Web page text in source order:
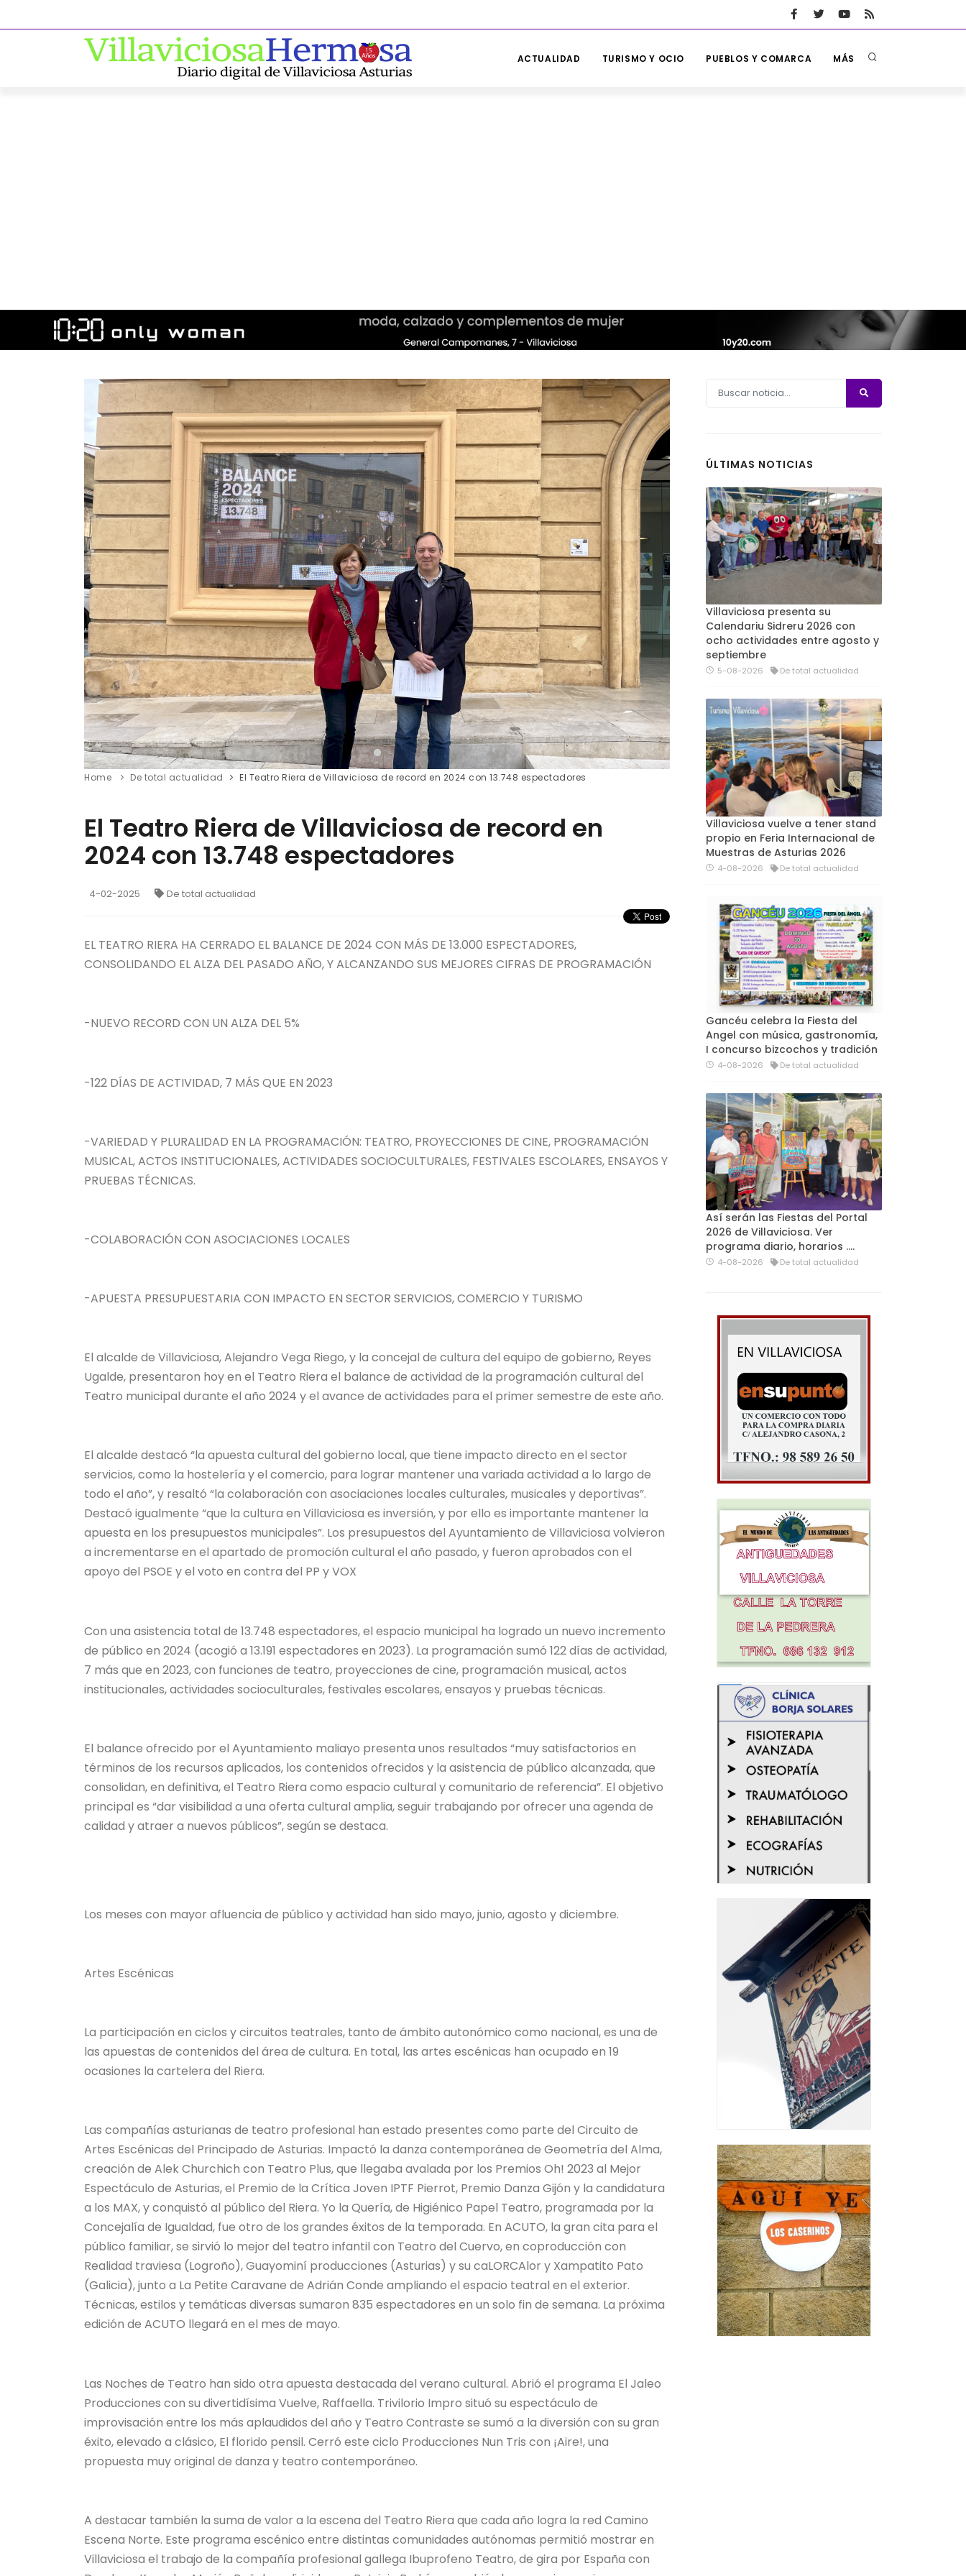
ACTUALIDAD TURISMO Y OCIO PUEBLOS Y COMARCA MÁS
Home De total actualidad El Teatro Riera de Villaviciosa de record en 2024 con 13.748 espectadores
El Teatro Riera de Villaviciosa de record en
2024 con 13.748 espectadores
4-02-2025 De total actualidad
EL TEATRO RIERA HA CERRADO EL BALANCE DE 2024 CON MÁS DE 13.000 ESPECTADORES,
CONSOLIDANDO EL ALZA DEL PASADO AÑO, Y ALCANZANDO SUS MEJORES CIFRAS DE PROGRAMACIÓN
-NUEVO RECORD CON UN ALZA DEL 5%
-122 DÍAS DE ACTIVIDAD, 7 MÁS QUE EN 2023
-VARIEDAD Y PLURALIDAD EN LA PROGRAMACIÓN: TEATRO, PROYECCIONES DE CINE, PROGRAMACIÓN
MUSICAL, ACTOS INSTITUCIONALES, ACTIVIDADES SOCIOCULTURALES, FESTIVALES ESCOLARES, ENSAYOS Y
PRUEBAS TÉCNICAS.
-COLABORACIÓN CON ASOCIACIONES LOCALES
-APUESTA PRESUPUESTARIA CON IMPACTO EN SECTOR SERVICIOS, COMERCIO Y TURISMO
El alcalde de Villaviciosa, Alejandro Vega Riego, y la concejal de cultura del equipo de gobierno, Reyes
Ugalde, presentaron hoy en el Teatro Riera el balance de actividad de la programación cultural del
Teatro municipal durante el año 2024 y el avance de actividades para el primer semestre de este año.
El alcalde destacó “la apuesta cultural del gobierno local, que tiene impacto directo en el sector
servicios, como la hostelería y el comercio, para lograr mantener una variada actividad a lo largo de
todo el año”, y resaltó “la colaboración con asociaciones locales culturales, musicales y deportivas”.
Destacó igualmente “que la cultura en Villaviciosa es inversión, y por ello es importante mantener la
apuesta en los presupuestos municipales”. Los presupuestos del Ayuntamiento de Villaviciosa volvieron
a incrementarse en el apartado de promoción cultural el año pasado, y fueron aprobados con el
apoyo del PSOE y el voto en contra del PP y VOX
Con una asistencia total de 13.748 espectadores, el espacio municipal ha logrado un nuevo incremento
de público en 2024 (acogió a 13.191 espectadores en 2023). La programación sumó 122 días de actividad,
7 más que en 2023, con funciones de teatro, proyecciones de cine, programación musical, actos
institucionales, actividades socioculturales, festivales escolares, ensayos y pruebas técnicas.
El balance ofrecido por el Ayuntamiento maliayo presenta unos resultados “muy satisfactorios en
términos de los recursos aplicados, los contenidos ofrecidos y la asistencia de público alcanzada, que
consolidan, en definitiva, el Teatro Riera como espacio cultural y comunitario de referencia”. El objetivo
principal es “dar visibilidad a una oferta cultural amplia, seguir trabajando por ofrecer una agenda de
calidad y atraer a nuevos públicos”, según se destaca.
Los meses con mayor afluencia de público y actividad han sido mayo, junio, agosto y diciembre.
Artes Escénicas
La participación en ciclos y circuitos teatrales, tanto de ámbito autonómico como nacional, es una de
las apuestas de contenidos del área de cultura. En total, las artes escénicas han ocupado en 19
ocasiones la cartelera del Riera.
Las compañías asturianas de teatro profesional han estado presentes como parte del Circuito de
Artes Escénicas del Principado de Asturias. Impactó la danza contemporánea de Geometría del Alma,
creación de Alek Churchich con Teatro Plus, que llegaba avalada por los Premios Oh! 2023 al Mejor
Espectáculo de Asturias, el Premio de la Crítica Joven IPTF Pierrot, Premio Danza Gijón y la candidatura
a los MAX, y conquistó al público del Riera. Yo la Quería, de Higiénico Papel Teatro, programada por la
Concejalía de Igualdad, fue otro de los grandes éxitos de la temporada. En ACUTO, la gran cita para el
público familiar, se sirvió lo mejor del teatro infantil con Teatro del Cuervo, en coproducción con
Realidad traviesa (Logroño), Guayominí producciones (Asturias) y su caLORCAlor y Xampatito Pato
(Galicia), junto a La Petite Caravane de Adrián Conde ampliando el espacio teatral en el exterior.
Técnicas, estilos y temáticas diversas sumaron 835 espectadores en un solo fin de semana. La próxima
edición de ACUTO llegará en el mes de mayo.
Las Noches de Teatro han sido otra apuesta destacada del verano cultural. Abrió el programa El Jaleo
Producciones con su divertidísima Vuelve, Raffaella. Trivilorio Impro situó su espectáculo de
improvisación entre los más aplaudidos del año y Teatro Contraste se sumó a la diversión con su gran
éxito, elevado a clásico, El florido pensil. Cerró este ciclo Producciones Nun Tris con ¡Aire!, una
propuesta muy original de danza y teatro contemporáneo.
A destacar también la suma de valor a la escena del Teatro Riera que cada año logra la red Camino
Escena Norte. Este programa escénico entre distintas comunidades autónomas permitió mostrar en
Villaviciosa el trabajo de la compañía profesional gallega Ibuprofeno Teatro, de gira por España con
ÚLTIMAS NOTICIAS
Villaviciosa presenta su
Calendariu Sidreru 2026 con
ocho actividades entre agosto y
septiembre
5-08-2026 De total actualidad
Villaviciosa vuelve a tener stand
propio en Feria Internacional de
Muestras de Asturias 2026
4-08-2026 De total actualidad
Gancéu celebra la Fiesta del
Angel con música, gastronomía,
I concurso bizcochos y tradición
4-08-2026 De total actualidad
Así serán las Fiestas del Portal
2026 de Villaviciosa. Ver
programa diario, horarios ….
4-08-2026 De total actualidad